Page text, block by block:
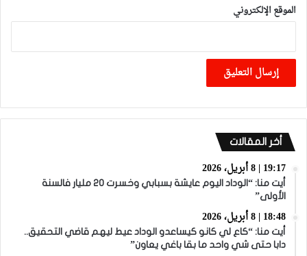
الموقع الإلكتروني
أخر المقالات
19:17 | 8 أبريل، 2026
أيت منا: “الوداد اليوم عايشة بسبابي وخسرت 20 مليار فالسنة
الأولى”
18:48 | 8 أبريل، 2026
أيت منا: “كاع لي كانو كيساعدو الوداد عيط ليهم قاضي التحقيق..
دابا حتى شي واحد ما بقا باغي يعاون”